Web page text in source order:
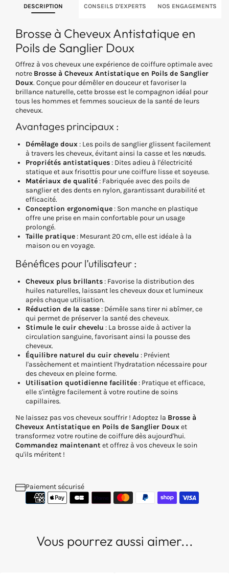
poils
sanglier
doux
en
sanglier
doux
DESCRIPTION CONSEILS D'EXPERTS NOS ENGAGEMENTS
Brosse à Cheveux Antistatique en
Poils de Sanglier Doux
Offrez à vos cheveux une expérience de coiffure optimale avec
notre Brosse à Cheveux Antistatique en Poils de Sanglier
Doux. Conçue pour démêler en douceur et favoriser la
brillance naturelle, cette brosse est le compagnon idéal pour
tous les hommes et femmes soucieux de la santé de leurs
cheveux.
Avantages principaux :
Démêlage doux: Les poils de sanglier glissent facilement
à travers les cheveux, évitant ainsi la casse et les nœuds.
Propriétés antistatiques: Dites adieu à l'électricité
statique et aux frisottis pour une coiffure lisse et soyeuse.
Matériaux de qualité: Fabriquée avec des poils de
sanglier et des dents en nylon, garantissant durabilité et
efficacité.
Conception ergonomique: Son manche en plastique
offre une prise en main confortable pour un usage
prolongé.
Taille pratique: Mesurant 20 cm, elle est idéale à la
maison ou en voyage.
Bénéfices pour l’utilisateur :
Cheveux plus brillants: Favorise la distribution des
huiles naturelles, laissant les cheveux doux et lumineux
après chaque utilisation.
Réduction de la casse: Démêle sans tirer ni abîmer, ce
qui permet de préserver la santé des cheveux.
Stimule le cuir chevelu : La brosse aide à activer la
circulation sanguine, favorisant ainsi la pousse des
cheveux.
Équilibre naturel du cuir chevelu : Prévient
l'assèchement et maintient l'hydratation nécessaire pour
des cheveux en pleine forme.
Utilisation quotidienne facilitée: Pratique et efficace,
elle s'intègre facilement à votre routine de soins
capillaires.
Ne laissez pas vos cheveux souffrir ! Adoptez la Brosse à
Cheveux Antistatique en Poils de Sanglier Douxet
transformez votre routine de coiffure dès aujourd'hui.
Commandez maintenant et offrez à vos cheveux le soin
qu'ils méritent !
Paiement sécurisé
Vous pourrez aussi aimer...